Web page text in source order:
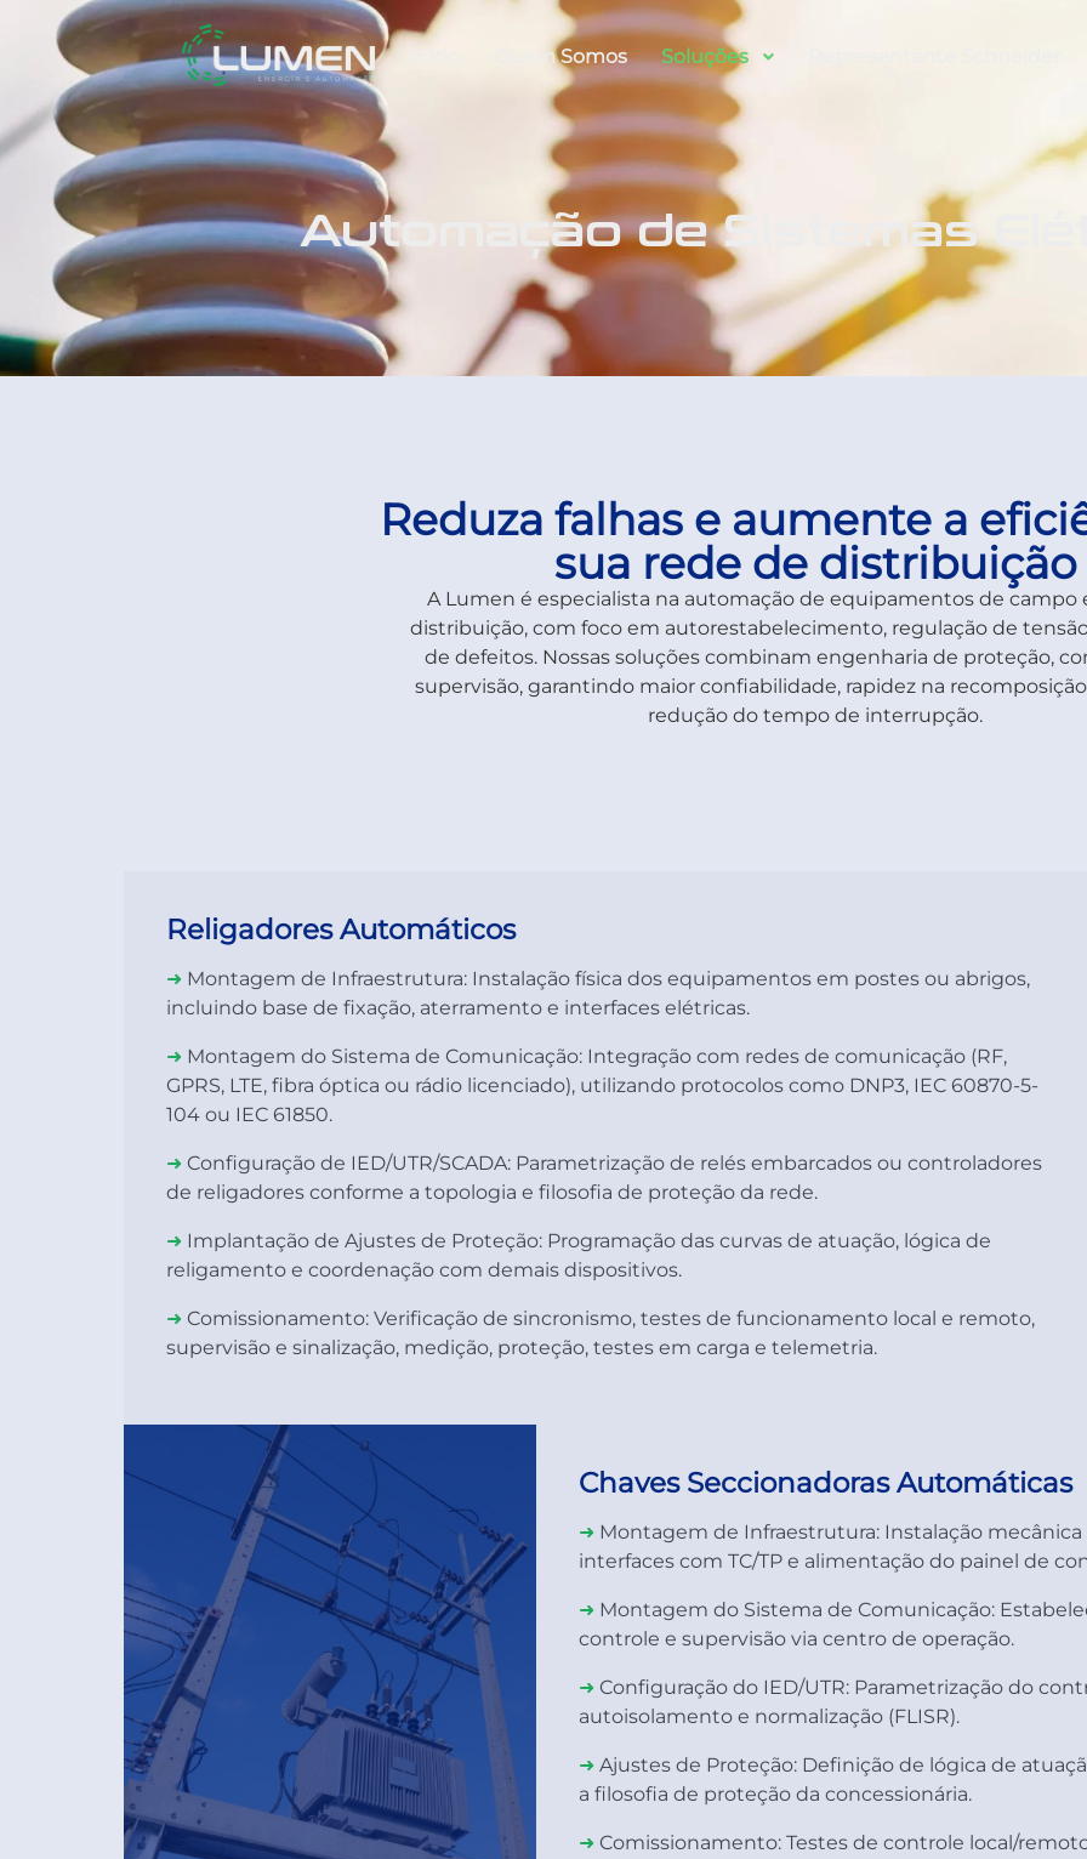
Quem Somos Soluções
Automação de Sistemas
Reduza falhas e aumente a
sua rede de distribuição
A Lumen é especialista na automação de equipamentos de campo
distribuição, com foco em autorestabelecimento, regulação de
de defeitos. Nossas soluções combinam engenharia de proteção,
supervisão, garantindo maior confiabilidade, rapidez na
redução do tempo de interrupção.
Religadores Automáticos
➜ Montagem de Infraestrutura: Instalação física dos equipamentos em postes ou abrigos,
incluindo base de fixação, aterramento e interfaces elétricas.
➜ Montagem do Sistema de Comunicação: Integração com redes de comunicação (RF,
GPRS, LTE, fibra óptica ou rádio licenciado), utilizando protocolos como DNP3, IEC 60870-5-
104 ou IEC 61850.
➜ Configuração de IED/UTR/SCADA: Parametrização de relés embarcados ou controladores
de religadores conforme a topologia e filosofia de proteção da rede.
➜ Implantação de Ajustes de Proteção: Programação das curvas de atuação, lógica de
religamento e coordenação com demais dispositivos.
➜ Comissionamento: Verificação de sincronismo, testes de funcionamento local e remoto,
supervisão e sinalização, medição, proteção, testes em carga e telemetria.
Chaves Seccionadoras Automáticas
➜ Montagem de Infraestrutura: Instalação
interfaces com TC/TP e alimentação do painel de
➜ Montagem do Sistema de Comunicação:
controle e supervisão via centro de operação.
➜ Configuração do IED/UTR: Parametrização do
autoisolamento e normalização (FLISR).
➜ Ajustes de Proteção: Definição de lógica de
a filosofia de proteção da concessionária.
➜ Comissionamento: Testes de controle local/